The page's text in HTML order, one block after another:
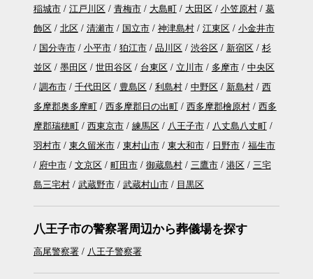
稲城市
江戸川区 青梅市 大島町 大田区 小笠原村
葛
飾区
北区 清瀬市 国立市 神津島村 江東区
小金井市
国分寺市
小平市 狛江市 品川区 渋谷区 新宿区
杉
並区
墨田区 世田谷区 台東区 立川市 多摩市
中央区
調布市
千代田区 豊島区 利島村 中野区 新島村
西
多摩郡奥多摩町
西多摩郡日の出町 西多摩郡檜原村
西多
摩郡瑞穂町
西東京市 練馬区 八王子市
八丈島八丈町
羽村市
東久留米市 東村山市 東大和市 日野市
福生市
府中市
文京区 町田市 御蔵島村 三鷹市 港区
三宅
島三宅村
武蔵野市 武蔵村山市 目黒区
八王子市の警察署周辺から葬儀場を探す
高尾警察署 八王子警察署